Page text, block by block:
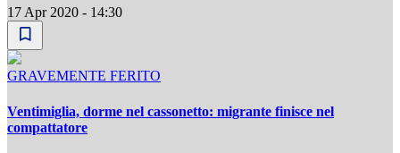
17 Apr 2020 - 14:30
GRAVEMENTE FERITO
Ventimiglia, dorme nel cassonetto: migrante finisce nel
compattatore